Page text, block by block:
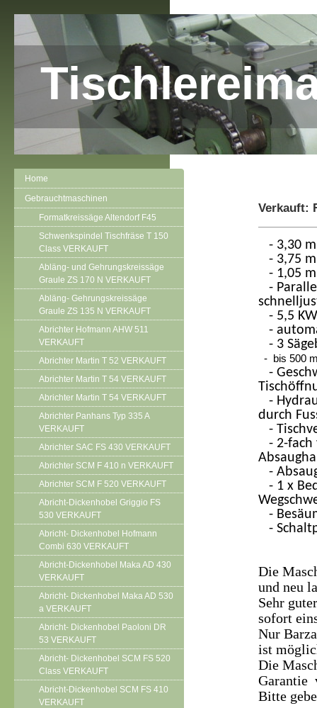
Verkauft:
- 3,30
- 3,75
- 1,05
-
- 5,5
-
- 3
- bis 500
-
-
durch
-
- 2-fach
-
- 1 x
-
-
Die
und neu
Sehr
sofort
Nur
ist
Die
Garantie
Bitte
Home
Gebrauchtmaschinen
Formatkreissäge Altendorf F45
Schwenkspindel Tischfräse T 150
Class VERKAUFT
Abläng- und Gehrungskreissäge
Graule ZS 170 N VERKAUFT
Abläng- Gehrungskreissäge
Graule ZS 135 N VERKAUFT
Abrichter Hofmann AHW 511
VERKAUFT
Abrichter Martin T 52 VERKAUFT
Abrichter Martin T 54 VERKAUFT
Abrichter Martin T 54 VERKAUFT
Abrichter Panhans Typ 335 A
VERKAUFT
Abrichter SAC FS 430 VERKAUFT
Abrichter SCM F 410 n VERKAUFT
Abrichter SCM F 520 VERKAUFT
Abricht-Dickenhobel Griggio FS
530 VERKAUFT
Abricht- Dickenhobel Hofmann
Combi 630 VERKAUFT
Abricht-Dickenhobel Maka AD 430
VERKAUFT
Abricht- Dickenhobel Maka AD 530
a VERKAUFT
Abricht- Dickenhobel Paoloni DR
53 VERKAUFT
Abricht- Dickenhobel SCM FS 520
Class VERKAUFT
Abricht-Dickenhobel SCM FS 410
VERKAUFT